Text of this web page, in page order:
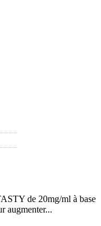
de 20mg/ml à base
augmenter...